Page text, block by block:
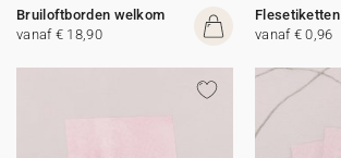
Bruiloftborden welkom
vanaf € 18,90
Flesetiketten
vanaf € 0,96